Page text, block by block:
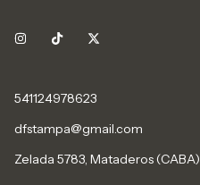
541124978623
dfstampa@gmail.com
Zelada 5783, Mataderos (CABA)